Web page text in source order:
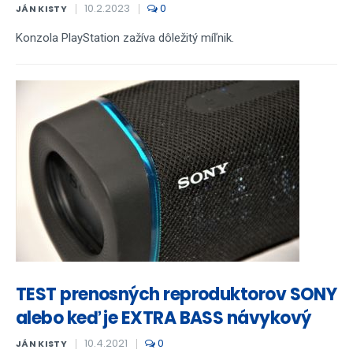
JÁN KISTY 10.2.2023 0
Konzola PlayStation zažíva dôležitý míľnik.
TEST prenosných reproduktorov SONY
alebo keď je EXTRA BASS návykový
JÁN KISTY 10.4.2021 0